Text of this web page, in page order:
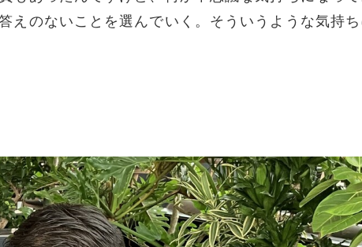
えのないことを選んでいく。そういうような気持